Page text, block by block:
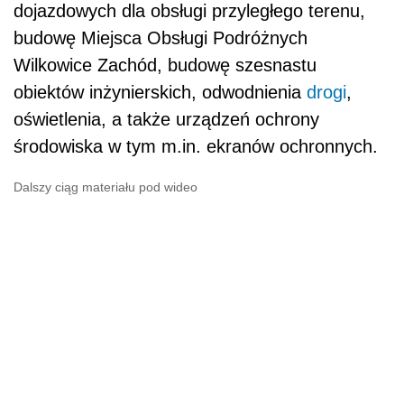
dojazdowych dla obsługi przyległego terenu,
budowę Miejsca Obsługi Podróżnych
Wilkowice Zachód, budowę szesnastu
obiektów inżynierskich, odwodnienia drogi,
oświetlenia, a także urządzeń ochrony
środowiska w tym m.in. ekranów ochronnych.
Dalszy ciąg materiału pod wideo